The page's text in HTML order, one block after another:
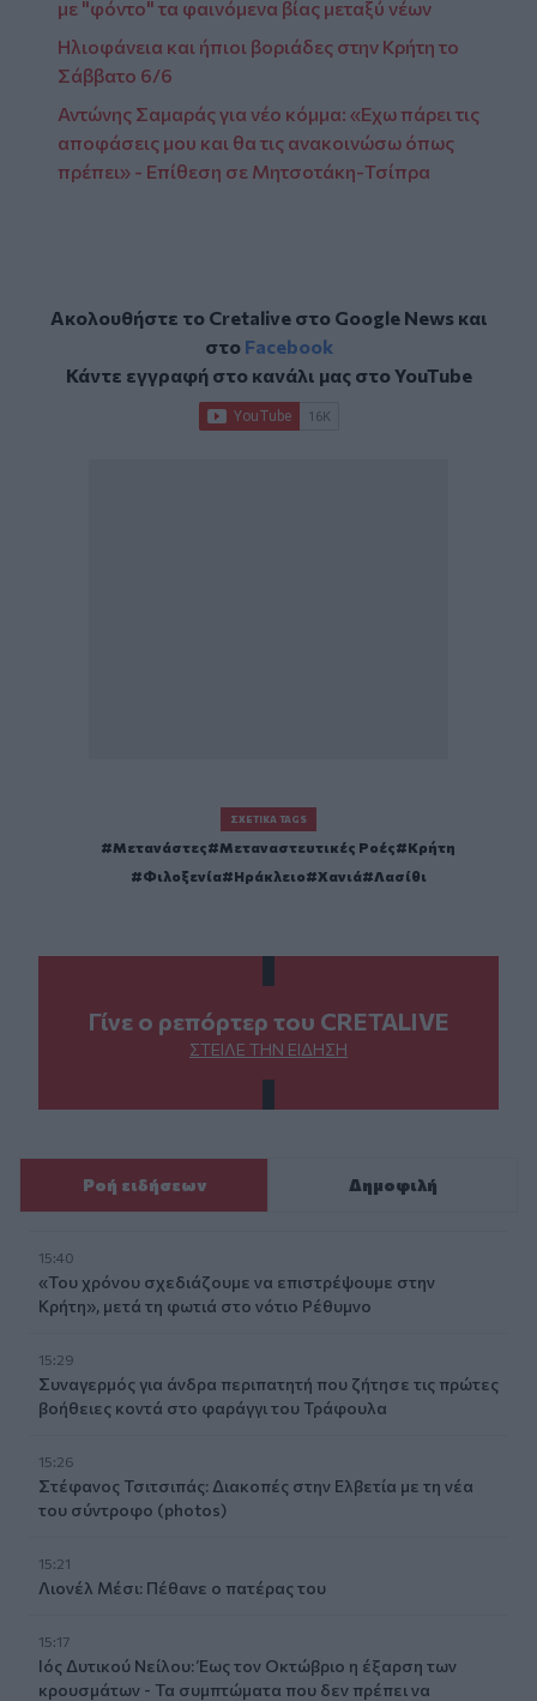
με "φόντο" τα φαινόμενα βίας μεταξύ νέων
Ηλιοφάνεια και ήπιοι βοριάδες στην Κρήτη το
Σάββατο 6/6
Αντώνης Σαμαράς για νέο κόμμα: «Εχω πάρει τις
αποφάσεις μου και θα τις ανακοινώσω όπως
πρέπει» - Επίθεση σε Μητσοτάκη-Τσίπρα
Ακολουθήστε το Cretalive στο Google Newsκαι
στο Facebook
Κάντε εγγραφή στο κανάλι μας στοYouTube
ΣΧΕΤΙΚΆ TAGS
Μετανάστες Μεταναστευτικές Ροές
Κρήτη
Φιλοξενία
Ηράκλειο Χανιά Λασίθι
Γίνε ο ρεπόρτερ του CRETALIVE
ΣΤΕΊΛΕ ΤΗΝ ΕΊΔΗΣΗ
Ροή ειδήσεων Δημοφιλή
15:40
«Του χρόνου σχεδιάζουμε να επιστρέψουμε στην
Κρήτη», μετά τη φωτιά στο νότιο Ρέθυμνο
15:29
Συναγερμός για άνδρα περιπατητή που ζήτησε τις πρώτες
βοήθειες κοντά στο φαράγγι του Τράφουλα
15:26
Στέφανος Τσιτσιπάς: Διακοπές στην Ελβετία με τη νέα
του σύντροφο (photos)
15:21
Λιονέλ Μέσι: Πέθανε ο πατέρας του
15:17
Ιός Δυτικού Νείλου: Έως τον Οκτώβριο η έξαρση των
κρουσμάτων - Τα συμπτώματα που δεν πρέπει να